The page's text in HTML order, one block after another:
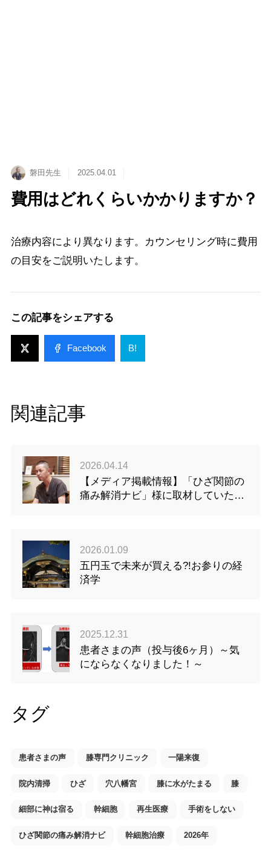
磐田先生 2025.04.01
費用はどれくらいかかりますか？
治療内容により異なります。カウンセリング時に費用
の目安をご説明いたします。
この記事をシェアする
Facebook B!
関連記事
2026.04.14
【メディア掲載情報】「ひざ関節の
痛み解消ナビ」様に取材していただ
2026.01.09
五円玉で未来が買える?!お参りの経
済学
2025.12.31
患者さまの声（投与後6ヶ月）～気
にならなくなりました！～
タグ
患者さまの声 膝専門クリニック 一陽来復
院内清掃 ひざ 穴八幡宮 膝に水がたまる 膝
細部に神は宿る 幹細胞 再生医療 手術をしない
ひざ関節の痛み解消ナビ 幹細胞治療 2026年